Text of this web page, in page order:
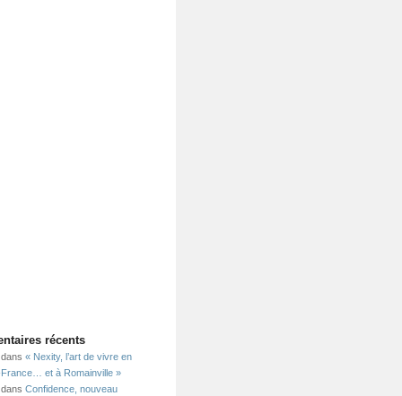
récents
« Nexity, l’art de vivre en
et à Romainville »
Confidence, nouveau